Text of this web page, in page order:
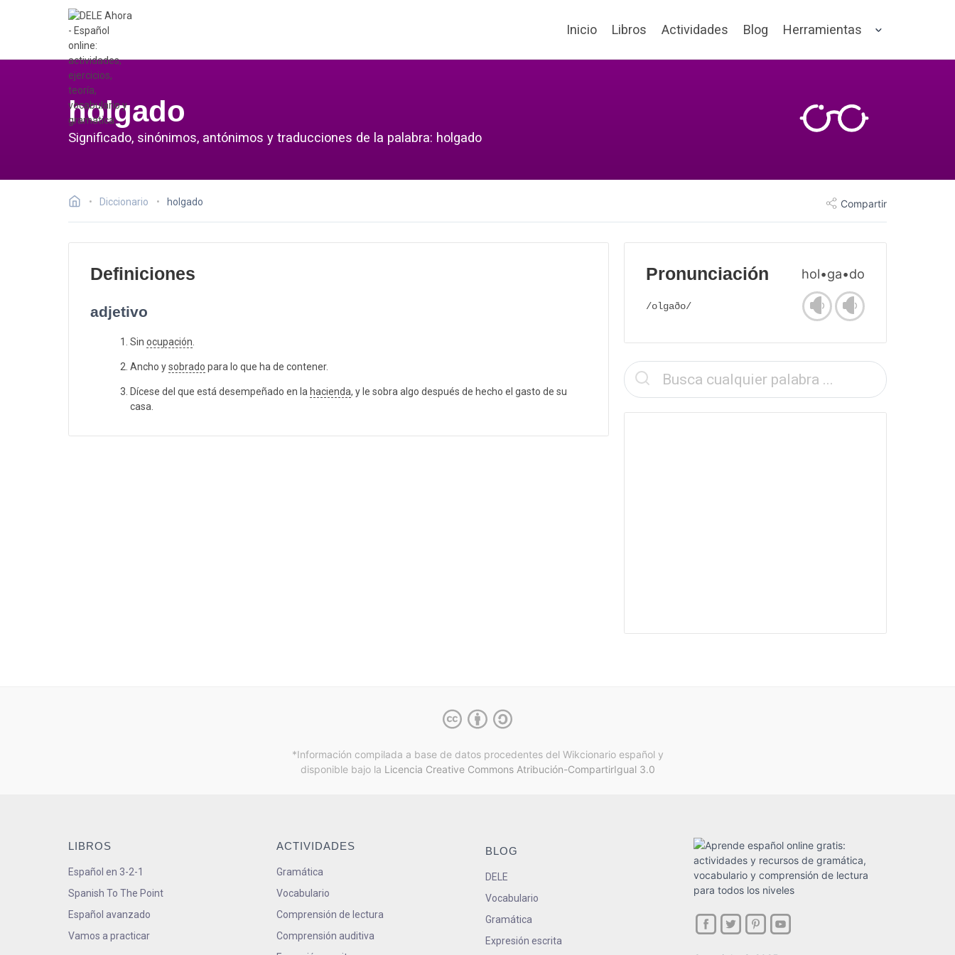
Inicio Libros Actividades Blog Herramientas
holgado
Significado, sinónimos, antónimos y traducciones de la palabra: holgado
Diccionario holgado Compartir
Definiciones
adjetivo
Sin ocupación.
Ancho ysobrado para lo que ha de contener.
Dícese del que está desempeñado en la hacienda, y le sobra algo después de hecho el gasto de su
casa.
Pronunciación hol•ga•do
/olgaðo/
*Información compilada a base de datos procedentes del Wikcionario español y
disponible bajo la Licencia Creative Commons Atribución-CompartirIgual 3.0
LIBROS
Español en 3-2-1
Spanish To The Point
Español avanzado
Vamos a practicar
ACTIVIDADES
Gramática
Vocabulario
Comprensión de lectura
Comprensión auditiva
BLOG
DELE
Vocabulario
Gramática
Expresión escrita